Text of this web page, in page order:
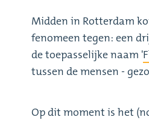
Midden in Rotterdam
fenomeen tegen: een
de toepasselijke naam '
tussen de mensen -
Op dit moment is het